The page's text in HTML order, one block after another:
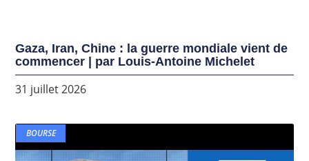
Gaza, Iran, Chine : la guerre mondiale vient de
commencer | par Louis-Antoine Michelet
31 juillet 2026
BOURSE